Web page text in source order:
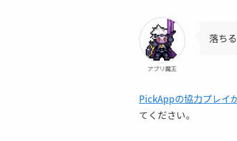
アプリ魔王
落ち
PickAppの協力プレイ
てください。